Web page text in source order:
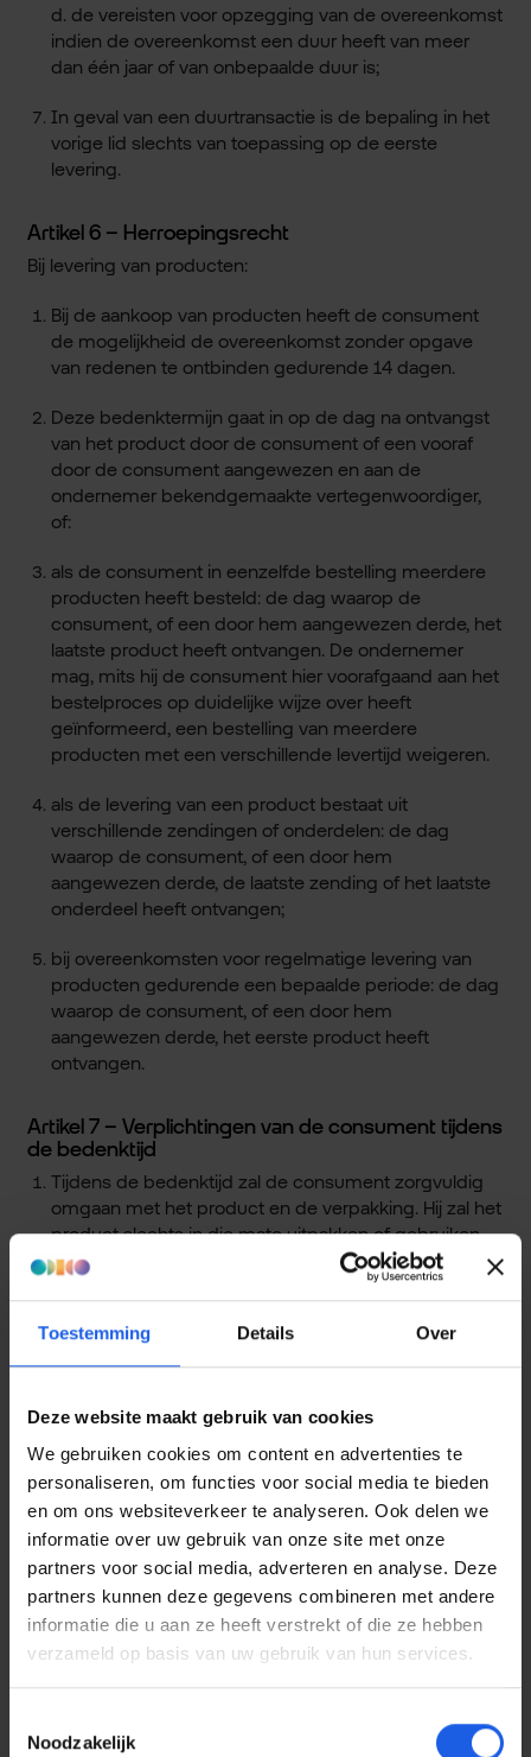
Toestemming Details Over
Deze website maakt gebruik van cookies
We gebruiken cookies om content en advertenties te
personaliseren, om functies voor social media te bieden
en om ons websiteverkeer te analyseren. Ook delen we
informatie over uw gebruik van onze site met onze
partners voor social media, adverteren en analyse. Deze
partners kunnen deze gegevens combineren met andere
informatie die u aan ze heeft verstrekt of die ze hebben
verzameld op basis van uw gebruik van hun services.
Noodzakelijk
d. de vereisten voor opzegging van de overeenkomst
indien de overeenkomst een duur heeft van meer
dan één jaar of van onbepaalde duur is;
In geval van een duurtransactie is de bepaling in het
vorige lid slechts van toepassing op de eerste
levering.
Artikel 6 – Herroepingsrecht
Bij levering van producten:
Bij de aankoop van producten heeft de consument
de mogelijkheid de overeenkomst zonder opgave
van redenen te ontbinden gedurende 14 dagen.
Deze bedenktermijn gaat in op de dag na ontvangst
van het product door de consument of een vooraf
door de consument aangewezen en aan de
ondernemer bekendgemaakte vertegenwoordiger,
of:
als de consument in eenzelfde bestelling meerdere
producten heeft besteld: de dag waarop de
consument, of een door hem aangewezen derde, het
laatste product heeft ontvangen. De ondernemer
mag, mits hij de consument hier voorafgaand aan het
bestelproces op duidelijke wijze over heeft
geïnformeerd, een bestelling van meerdere
producten met een verschillende levertijd weigeren.
als de levering van een product bestaat uit
verschillende zendingen of onderdelen: de dag
waarop de consument, of een door hem
aangewezen derde, de laatste zending of het laatste
onderdeel heeft ontvangen;
bij overeenkomsten voor regelmatige levering van
producten gedurende een bepaalde periode: de dag
waarop de consument, of een door hem
aangewezen derde, het eerste product heeft
ontvangen.
Artikel 7 – Verplichtingen van de consument tijdens
de bedenktijd
Tijdens de bedenktijd zal de consument zorgvuldig
omgaan met het product en de verpakking. Hij zal het
product slechts in die mate uitpakken of gebruiken
voor zover dat nodig is om te kunnen beoordelen of
hij het product wenst te behouden. Indien hij van zijn
met alle geleverde toebehoren en – indien
redelijkerwijze mogelijk – in de originele staat en
de door de ondernemer verstrekte redelijke en
duidelijke instructies.
De consument is alleen aansprakelijk voor
waardevermindering van het product die het gevolg
is van een manier van omgaan met het product die
verder gaat dan toegestaan in lid 1.
De consument is niet aansprakelijk voor
waardevermindering van het product als de
over het herroepingsrecht heeft verstrekt.